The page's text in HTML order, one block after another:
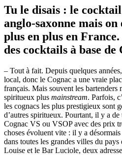
Tu le disais : le
anglo-saxonne mais on
plus en plus en France.
des cocktails à base de
– Tout à fait. Depuis quelques
local, donc le Cognac a une vraie
français. Mais souvent les bartenders
spiritueux plus mainstream. Parfois,
les cognacs les plus prestigieux sont
d’autres spiritueux. Pourtant, il y a
Cognac VS ou VSOP avec des prix
choses évoluent vite : il y a
dans toutes les grandes villes du pays
Louise et le Bar Luciole, deux